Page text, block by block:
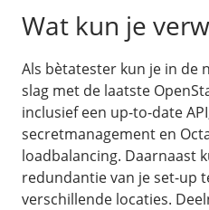
HA-IP
Load Balancer
Private Network
VPS-Firewall
/Other
Secret management
Wat kun je
Als bètatester kun je in de
slag met de laatste
inclusief een up-to-date
secretmanagement en
loadbalancing. Daarnaast
redundantie van je set-up
verschillende locaties.